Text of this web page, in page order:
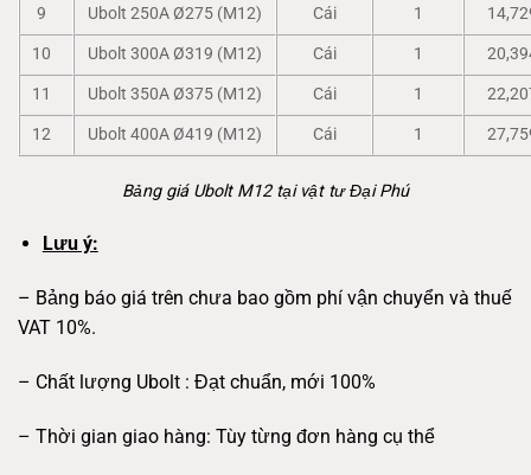
9
Ubolt 250A Ø275 (M12) Cái 1
10
Ubolt 300A Ø319 (M12) Cái 1
11
Ubolt 350A Ø375 (M12) Cái 1
12
Ubolt 400A Ø419 (M12) Cái 1
Bảng giá Ubolt M12 tại vật tư Đại Phú
Lưu ý:
– Bảng báo giá trên chưa bao gồm phí vận chuyển và thuế
VAT 10%.
– Chất lượng Ubolt : Đạt chuẩn, mới 100%
– Thời gian giao hàng: Tùy từng đơn hàng cụ thể